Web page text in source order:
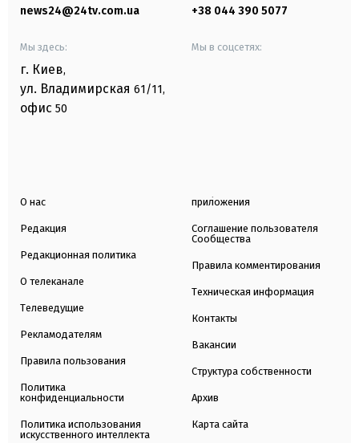
news24@24tv.com.ua +38 044 390 5077
Мы здесь:
г. Киев,
ул. Владимирская 61/11,
офис 50
Мы в соцсетях:
О нас
Редакция
Редакционная политика
О телеканале
Телеведущие
Рекламодателям
Правила пользования
Политика
конфиденциальности
Политика использования
искусственного интеллекта
приложения
Соглашение пользователя
Сообщества
Правила комментирования
Техническая информация
Контакты
Вакансии
Структура собственности
Архив
Карта сайта